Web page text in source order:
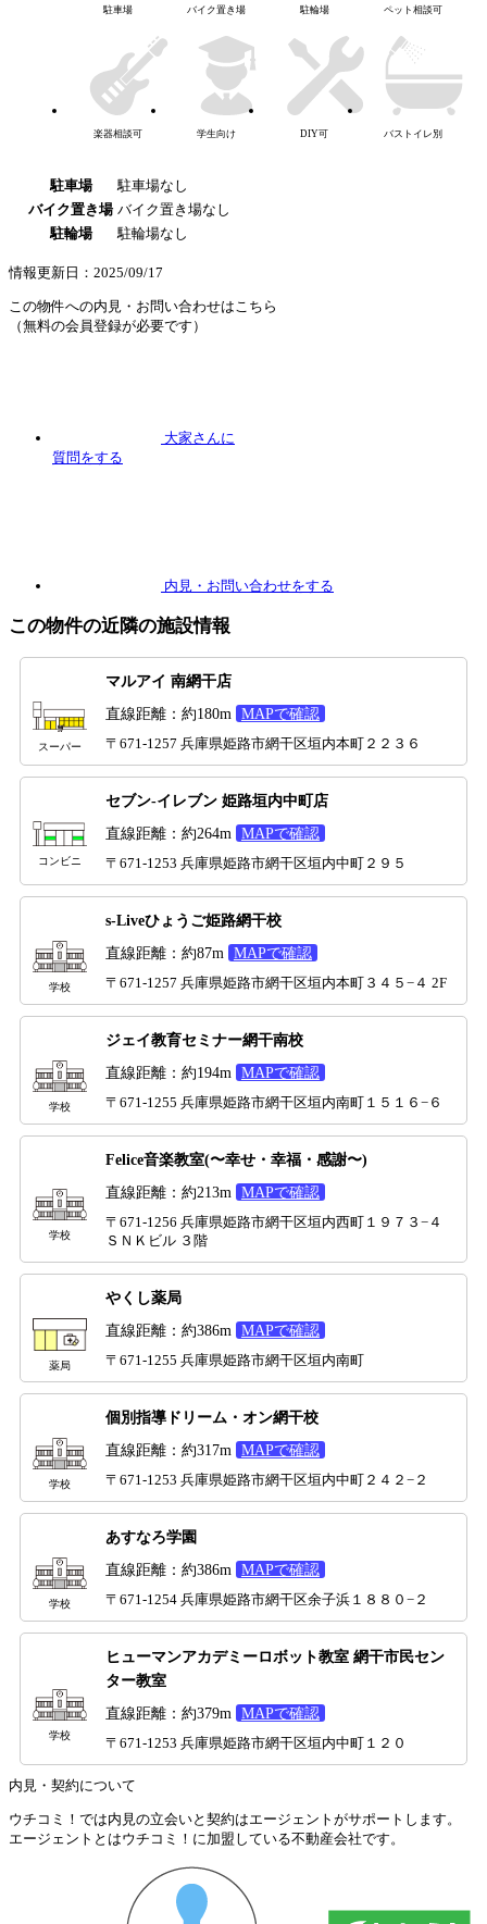
駐車場 バイク置き場 駐輪場 ペット相談可
楽器相談可 学生向け DIY可 バストイレ別
駐車場
駐車場なし
バイク置き場 バイク置き場なし
駐輪場
駐輪場なし
情報更新日：2025/09/17
この物件への内見・お問い合わせはこちら
（無料の会員登録が必要です）
大家さんに
質問をする
内見 ・お問い合わせをする
この物件の近隣の施設情報
スーパー
マルアイ 南網干店
直線距離：約180m MAPで確認
〒671-1257 兵庫県姫路市網干区垣内本町２２３６
コンビニ
セブン-イレブン 姫路垣内中町店
直線距離：約264m MAPで確認
〒671-1253 兵庫県姫路市網干区垣内中町２９５
学校
s-Liveひょうご姫路網干校
直線距離：約87m MAPで確認
〒671-1257 兵庫県姫路市網干区垣内本町３４５−４ 2F
学校
ジェイ教育セミナー網干南校
直線距離：約194m MAPで確認
〒671-1255 兵庫県姫路市網干区垣内南町１５１６−６
学校
Felice音楽教室(〜幸せ・幸福・感謝〜)
直線距離：約213m MAPで確認
〒671-1256 兵庫県姫路市網干区垣内西町１９７３−４
ＳＮＫビル ３階
薬局
やくし薬局
直線距離：約386m MAPで確認
〒671-1255 兵庫県姫路市網干区垣内南町
学校
個別指導ドリーム・オン網干校
直線距離：約317m MAPで確認
〒671-1253 兵庫県姫路市網干区垣内中町２４２−２
学校
あすなろ学園
直線距離：約386m MAPで確認
〒671-1254 兵庫県姫路市網干区余子浜１８８０−２
学校
ヒューマンアカデミーロボット教室 網干市民セン
ター教室
直線距離：約379m MAPで確認
〒671-1253 兵庫県姫路市網干区垣内中町１２０
内見・契約について
ウチコミ！では内見の立会いと契約はエージェントがサポートします。
エージェントとはウチコミ！に加盟している不動産会社です。